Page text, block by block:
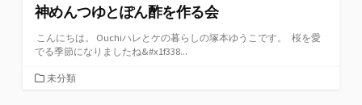
神めんつゆとぽん酢を作る会
こんにちは。 Ouchiハレとケの暮らしの塚本ゆうこです。 桜を愛
でる季節になりましたね&#x1f338...
カ未分類